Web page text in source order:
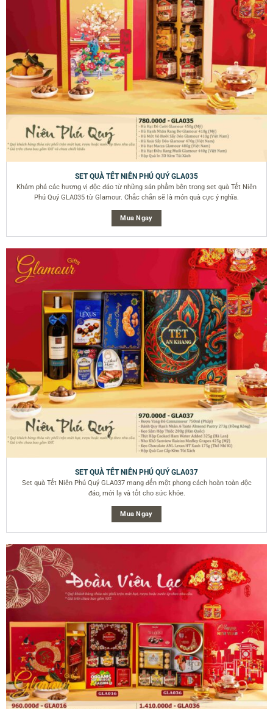
SET QUÀ TẾT NIÊN PHÚ QUÝ GLA035
Khám phá các hương vị độc đáo từ những sản phẩm bên trong set quà Tết Niên
Phú Quý GLA035 từ Glamour. Chắc chắn sẽ là món quà cực ý nghĩa.
Mua Ngay
SET QUÀ TẾT NIÊN PHÚ QUÝ GLA037
Set quà Tết Niên Phú Quý GLA037 mang đến một phong cách hoàn toàn độc
đáo, mới lạ và tốt cho sức khỏe.
Mua Ngay